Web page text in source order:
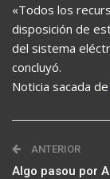
«Todos los
disposición de
del sistema
concluyó.
Noticia sacada de
ANTERIOR
Algo pasou por